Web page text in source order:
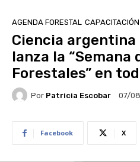
AGENDA FORESTAL CAPACITACIÓN
Ciencia argentina
lanza la “Semana
Forestales” en
Por Patricia Escobar 07/
Facebook X